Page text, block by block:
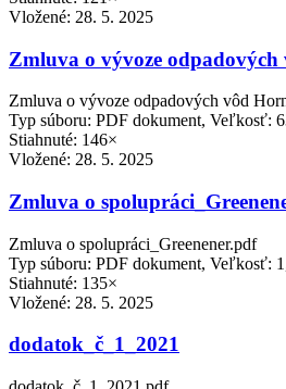
Vložené: 28. 5. 2025
Zmluva o vývoze
Zmluva o vývoze odpadových vôd
Typ súboru: PDF dokument, Veľkosť:
Stiahnuté: 146×
Vložené: 28. 5. 2025
Zmluva o
Zmluva o spolupráci_Greenener.pdf
Typ súboru: PDF dokument, Veľkosť:
Stiahnuté: 135×
Vložené: 28. 5. 2025
dodatok_č_1_2021